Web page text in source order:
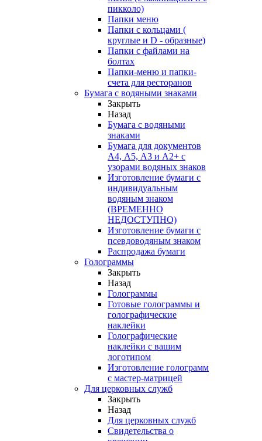
пикколо)
Папки меню
Папки с кольцами (
круглые и D - образные)
Папки с файлами на
болтах
Папки-меню и папки-
счета для ресторанов
Бумага с водяными знаками
Закрыть
Назад
Бумага с водяными
знаками
Бумага для документов
А4, А5, А3 и А2+ с
узорами водяных знаков
Изготовление бумаги с
индивидуальным
водяным знаком
(ВРЕМЕННО
НЕДОСТУПНО)
Изготовление бумаги с
псевдоводяным знаком
Распродажа бумаги
Голограммы
Закрыть
Назад
Голограммы
Готовые голограммы и
голографические
наклейки
Голографические
наклейки с вашим
логотипом
Изготовление голограмм
с мастер-матрицей
Для церковных служб
Закрыть
Назад
Для церковных служб
Свидетельства о